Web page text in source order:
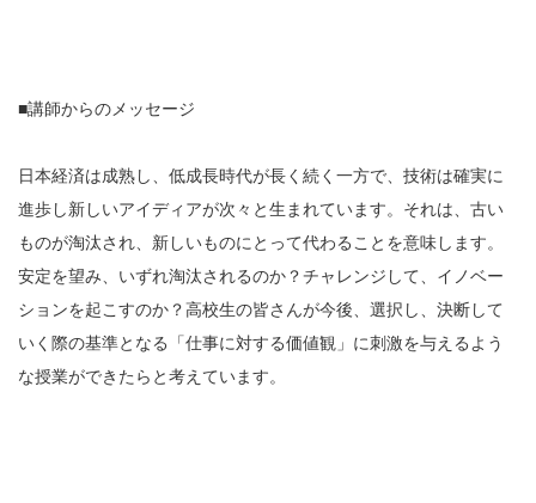
■講師からのメッセージ
日本経済は成熟し、低成長時代が長く続く一方で、技術は確実に
進歩し新しいアイディアが次々と生まれています。それは、古い
ものが淘汰され、新しいものにとって代わることを意味します。
安定を望み、いずれ淘汰されるのか？チャレンジして、イノベー
ションを起こすのか？高校生の皆さんが今後、選択し、決断して
いく際の基準となる「仕事に対する価値観」に刺激を与えるよう
な授業ができたらと考えています。